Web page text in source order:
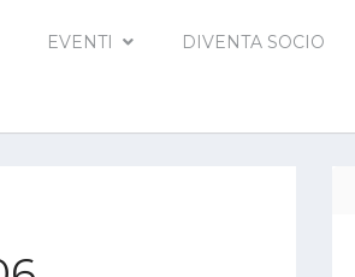
EVENTI DIVENTA SOCIO